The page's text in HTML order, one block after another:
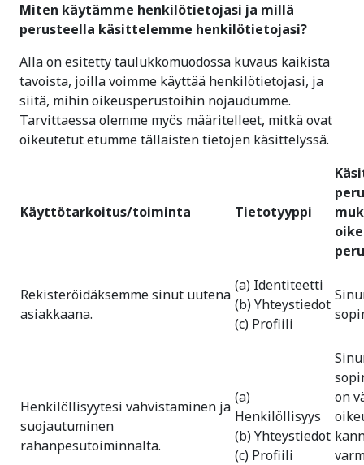
Miten käytämme henkilötietojasi ja millä
perusteella käsittelemme henkilötietojasi?
Alla on esitetty taulukkomuodossa kuvaus kaikista
tavoista, joilla voimme käyttää henkilötietojasi, ja
siitä, mihin oikeusperustoihin nojaudumme.
Tarvittaessa olemme myös määritelleet, mitkä ovat
oikeutetut etumme tällaisten tietojen käsittelyssä.
Käyttötarkoitus/toiminta Tietotyyppi
Rekisteröidäksemme sinut uutena
asiakkaana.
(a) Identiteetti
(b) Yhteystiedot
(c) Profiili
Henkilöllisyytesi vahvistaminen ja
suojautuminen
rahanpesutoiminnalta.
(a)
Henkilöllisyys
(b) Yhteystiedot
(c) Profiili
on